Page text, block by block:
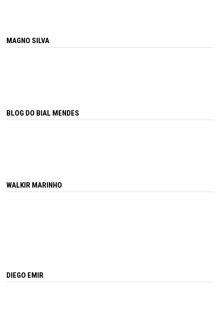
MAGNO SILVA
BLOG DO BIAL MENDES
WALKIR MARINHO
DIEGO EMIR